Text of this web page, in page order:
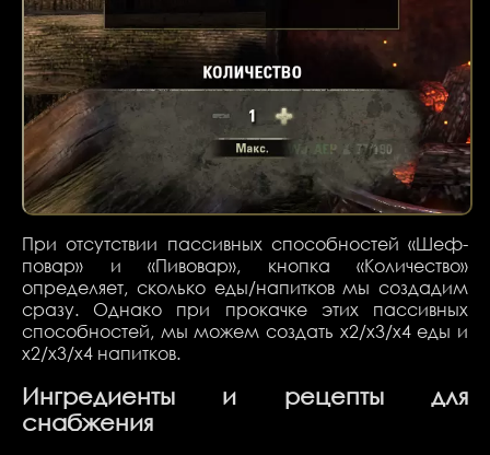
При отсутствии пассивных способностей «Шеф-
повар» и «Пивовар», кнопка «Количество»
определяет, сколько еды/напитков мы создадим
сразу. Однако при прокачке этих пассивных
способностей, мы можем создать х2/х3/х4 еды и
х2/х3/х4 напитков.
Ингредиенты и рецепты для
снабжения